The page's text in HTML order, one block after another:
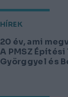
HÍREK
20 év, ami
A PMSZ
Györggyel és